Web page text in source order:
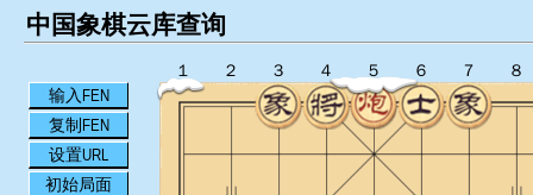
中国象棋云库查询
输入FEN
复制FEN
设置URL
初始局面
１ ２ ３ ４ ５ ６ ７ ８